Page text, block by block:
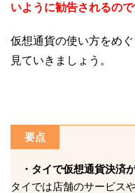
いように勧告されるの
仮想通貨の使い方をめ
見ていきましょう。
要点
・タイで仮想通貨決済
タイでは店舗のサービス